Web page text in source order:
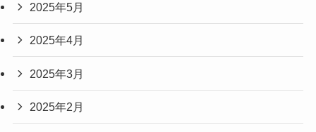
2025年5月
2025年4月
2025年3月
2025年2月